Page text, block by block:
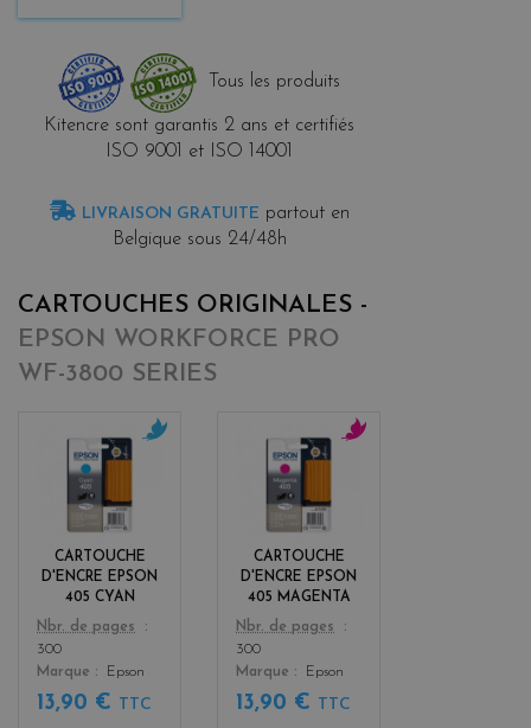
Tous les produits
Kitencre sont garantis 2 ans et certifiés
ISO 9001 et ISO 14001
LIVRAISON GRATUITE partout en
Belgique sous 24/48h
CARTOUCHES ORIGINALES -
EPSON WORKFORCE PRO
WF-3800 SERIES
CARTOUCHE
D'ENCRE EPSON
405 CYAN
Color
Nbr. de pages
300
Marque
Epson
13,90 € TTC
CARTOUCHE
D'ENCRE EPSON
405 MAGENTA
Color
n
t
a
Nbr. de pages
300
Marque
Epson
13,90 € TTC